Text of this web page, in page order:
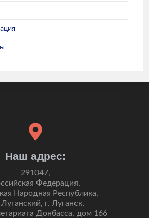
Наш адрес:
291047,
Федерация,
Народная Республика,
Луганский, г. Луганск,
Донбасса, дом 166